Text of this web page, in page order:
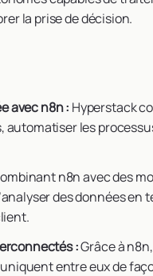
la prise de décision.
avec n8n : Hyperstack
automatiser les
n8n avec des
des données
:Grâce à
entre eux de